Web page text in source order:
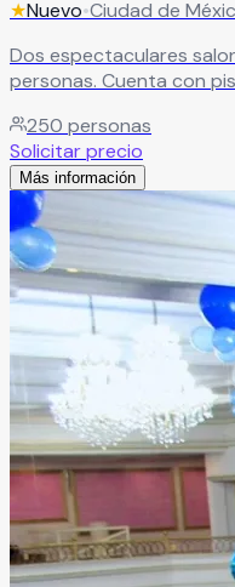
★Nuevo•Ciudad de
Dos espectaculares
personas. Cuenta con
gigantes y mesas
250 personas
Solicitar precio
Más información